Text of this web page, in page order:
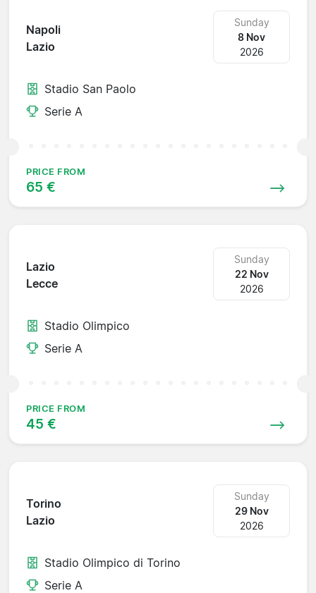
Napoli
Lazio
Sunday
8 Nov
2026
Stadio San Paolo
Serie A
PRICE FROM
65 €
Lazio
Lecce
Sunday
22 Nov
2026
Stadio Olimpico
Serie A
PRICE FROM
45 €
Torino
Lazio
Sunday
29 Nov
2026
Stadio Olimpico di Torino
Serie A